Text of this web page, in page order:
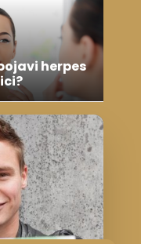
herpes